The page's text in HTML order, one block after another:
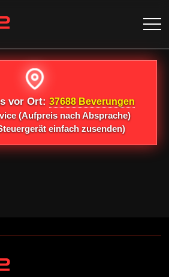
vor Ort: 37688 Beverungen
(Aufpreis nach Absprache)
einfach zusenden)